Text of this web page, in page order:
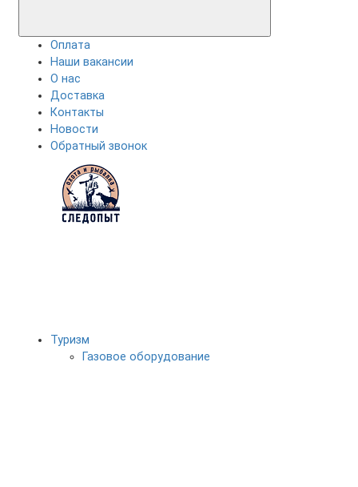
Оплата
Наши вакансии
О нас
Доставка
Контакты
Новости
Обратный звонок
Туризм
Газовое оборудование